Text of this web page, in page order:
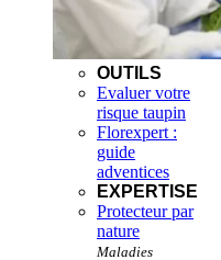
OUTILS
Evaluer votre
risque taupin
Florexpert :
guide
adventices
EXPERTISE
Protecteur par
nature